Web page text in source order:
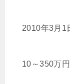
2010年3月1
10 ～350万円